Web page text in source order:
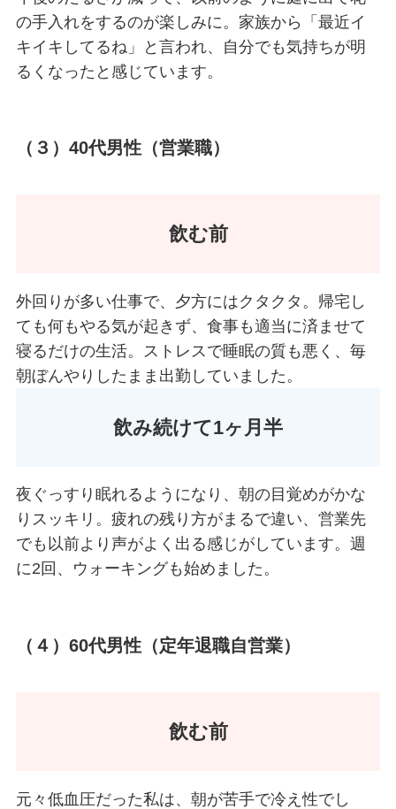
の手入れをするのが楽しみに。家族から「最近イ
キイキしてるね」と言われ、自分でも気持ちが明
るくなったと感じています。
（３） 40代男性（営業職）
飲む前
外回りが多い仕事で、夕方にはクタクタ。帰宅し
ても何もやる気が起きず、食事も適当に済ませて
寝るだけの生活。ストレスで睡眠の質も悪く、毎
朝ぼんやりしたまま出勤していました。
飲み続けて1ヶ月半
夜ぐっすり眠れるようになり、朝の目覚めがかな
りスッキリ。疲れの残り方がまるで違い、営業先
でも以前より声がよく出る感じがしています。週
に2回、ウォーキングも始めました。
（４） 60代男性（定年退職自営業）
飲む前
元々低血圧だった私は、朝が苦手で冷え性でし